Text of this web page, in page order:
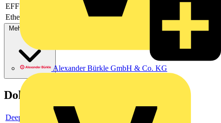
Alexander Bürkle GmbH & Co. KG
EFFR0002
Ethernet
Mehr anzeigen
Dokumente
Deeplink product page